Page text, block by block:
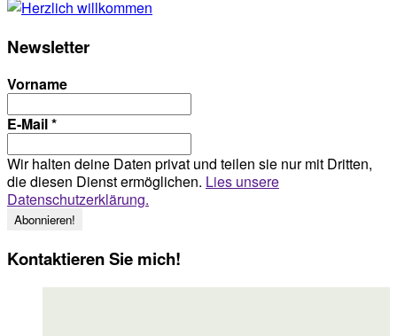
Newsletter
Vorname
E-Mail*
Wir halten deine Daten privat und teilen sie nur mit Dritten,
die diesen Dienst ermöglichen. Lies unsere
Datenschutzerklärung.
Kontaktieren Sie mich!